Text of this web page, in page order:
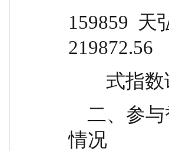
159859  天
219872.56
情况